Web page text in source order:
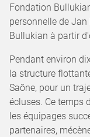
Fondation
personnelle de
Bullukian à partir
Pendant environ
la structure
Saône, pour un
écluses. Ce temps
les équipages
partenaires,